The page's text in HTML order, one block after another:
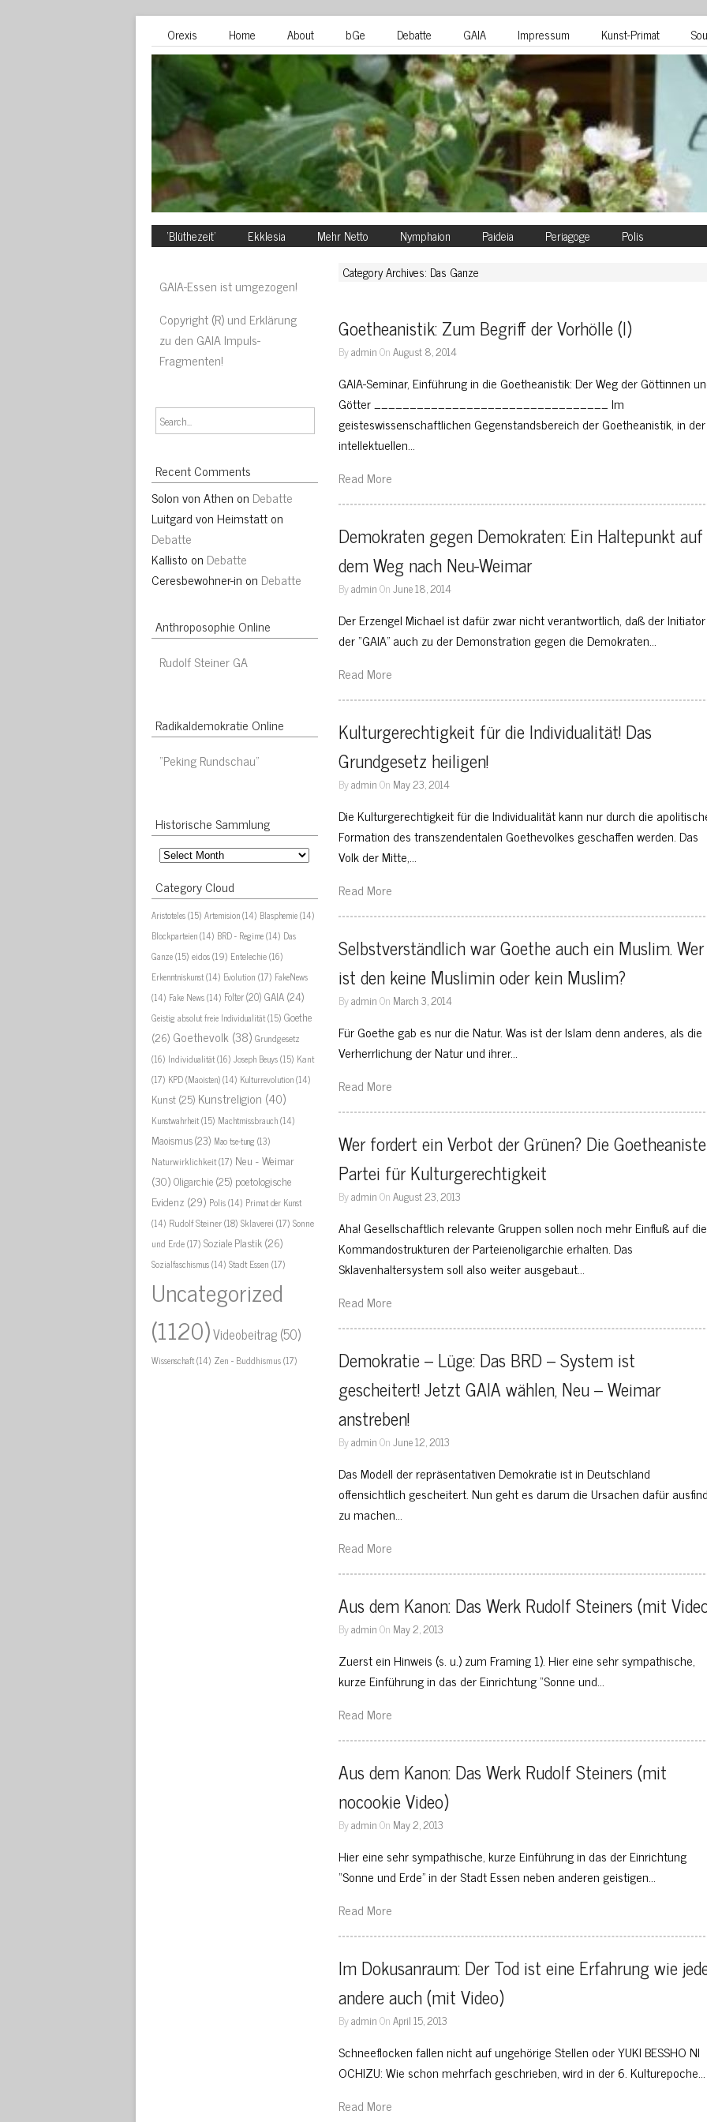
Orexis Home About bGe Debatte GAIA Impressum Kunst-Primat
‘Blüthezeit’ Ekklesia Mehr Netto Nymphaion Paideia Periagoge Polis
GAIA-Essen ist umgezogen!
Copyright (R) und Erklärung
zu den GAIA Impuls-
Fragmenten!
Recent Comments
Solon von Athen on Debatte
Luitgard von Heimstatton
Debatte
Kallisto on Debatte
Ceresbewohner-in on Debatte
Anthroposophie Online
Rudolf Steiner GA
Radikaldemokratie Online
“Peking Rundschau”
Historische Sammlung
Historische
Sammlung
Category Cloud
Aristoteles(15) Artemision(14) Blasphemie(14)
Blockparteien(14) BRD - Regime(14) Das
Ganze(15) eidos(19) Entelechie(16)
Erkenntniskunst(14) Evolution (17) FakeNews
(14) Fake News(14) Folter(20) GAIA(24)
Geistig absolut freie Individualität(15) Goethe
(26) Goethevolk (38) Grundgesetz
(16) Individualität(16) Joseph Beuys(15) Kant
(17) KPD (Maoisten)(14) Kulturrevolution(14)
Kunst(25) Kunstreligion (40)
Kunstwahrheit(15) Machtmissbrauch(14)
Maoismus(23) Mao tse-tung (13)
Naturwirklichkeit(17) Neu - Weimar
(30)Oligarchie(25) poetologische
Evidenz (29) Polis(14) Primat der Kunst
(14) Rudolf Steiner(18) Sklaverei (17) Sonne
und Erde(17) Soziale Plastik(26)
Sozialfaschismus(14) Stadt Essen (17)
Uncategorized
(1120)Videobeitrag(50)
Wissenschaft(14) Zen - Buddhismus(17)
Category Archives: Das Ganze
Goetheanistik: Zum Begriff der Vorhölle (I)
ByadminOnAugust 8, 2014
GAIA-Seminar, Einführung in die Goetheanistik: Der Weg der Göttinnen
Götter _________________________________ Im
geisteswissenschaftlichen Gegenstandsbereich der Goetheanistik, in der
intellektuellen…
Read More
Demokraten gegen Demokraten: Ein Haltepunkt auf
dem Weg nach Neu-Weimar
ByadminOnJune 18, 2014
Der Erzengel Michael ist dafür zwar nicht verantwortlich, daß der Initiator
der “GAIA” auch zu der Demonstration gegen die Demokraten…
Read More
Kulturgerechtigkeit für die Individualität! Das
Grundgesetz heiligen!
ByadminOn May 23, 2014
Die Kulturgerechtigkeit für die Individualität kann nur durch die
Formation des transzendentalen Goethevolkes geschaffen werden. Das
Volk der Mitte,…
Read More
Selbstverständlich war Goethe auch ein Muslim. Wer
ist den keine Muslimin oder kein Muslim?
ByadminOn March 3, 2014
Für Goethe gab es nur die Natur. Was ist der Islam denn anderes, als die
Verherrlichung der Natur und ihrer…
Read More
Wer fordert ein Verbot der Grünen? Die
Partei für Kulturgerechtigkeit
ByadminOnAugust 23, 2013
Aha! Gesellschaftlich relevante Gruppen sollen noch mehr Einfluß auf die
Kommandostrukturen der Parteienoligarchie erhalten. Das
Sklavenhaltersystem soll also weiter ausgebaut…
Read More
Demokratie – Lüge: Das BRD – System ist
gescheitert! Jetzt GAIA wählen, Neu – Weimar
anstreben!
ByadminOnJune 12, 2013
Das Modell der repräsentativen Demokratie ist in Deutschland
offensichtlich gescheitert. Nun geht es darum die Ursachen dafür
zu machen…
Read More
Aus dem Kanon: Das Werk Rudolf Steiners (mit
ByadminOn May 2, 2013
Zuerst ein Hinweis (s. u.) zum Framing 1). Hier eine sehr sympathische,
kurze Einführung in das der Einrichtung “Sonne und…
Read More
Aus dem Kanon: Das Werk Rudolf Steiners (mit
nocookie Video)
ByadminOn May 2, 2013
Hier eine sehr sympathische, kurze Einführung in das der Einrichtung
“Sonne und Erde” in der Stadt Essen neben anderen geistigen…
Read More
Im Dokusanraum: Der Tod ist eine Erfahrung wie
andere auch (mit Video)
ByadminOnApril 15, 2013
Schneeflocken fallen nicht auf ungehörige Stellen oder YUKI BESSHO NI
OCHIZU: Wie schon mehrfach geschrieben, wird in der 6. Kulturepoche…
Read More